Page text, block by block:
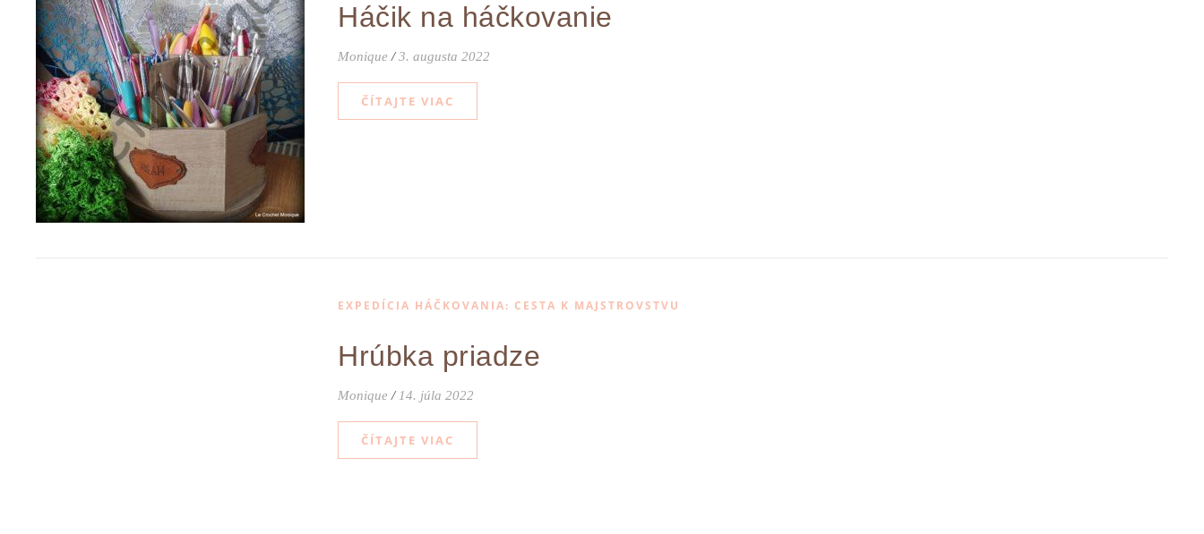
Háčik na háčkovanie
Monique / 3. augusta 2022
ČÍTAJTE VIAC
EXPEDÍCIA HÁČKOVANIA: CESTA K MAJSTROVSTVU
Hrúbka priadze
Monique / 14. júla 2022
ČÍTAJTE VIAC